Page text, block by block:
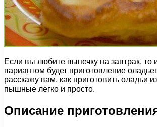
Если вы любите выпечку на завтрак, то
вариантом будет приготовление
расскажу вам, как приготовить оладьи
пышные легко и просто.
Описание